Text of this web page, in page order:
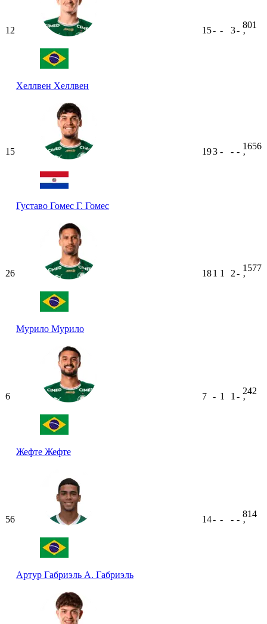
12
Хеллвен Хеллвен
15- - 3-
801
ʼ
15
Густаво Гомес Г. Гомес
193 - - -
1656
ʼ
26
Мурило Мурило
181 1 2-
1577
ʼ
6
Жефте Жефте
7 - 1 1 -
242
ʼ
56
Артур Габриэль А. Габриэль
14- - - -
814
ʼ